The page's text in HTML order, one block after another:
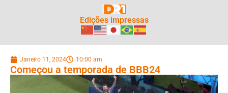
Edições impressas
Janeiro 11, 2024 10:00 am
Começou a temporada de BBB24